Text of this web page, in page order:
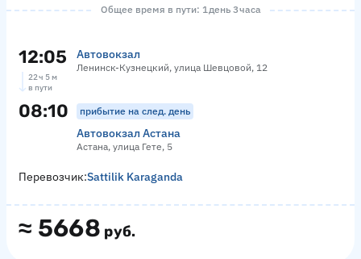
Общее время в пути: 1 день 3 часа
12:05 Автовокзал
Ленинск-Кузнецкий, улица Шевцовой, 12
22 ч 5 м
в пути
08:10 прибытие на след. день
Автовокзал Астана
Астана, улица Гете, 5
≈ 5668 руб.
Перевозчик:Sattilik Karaganda